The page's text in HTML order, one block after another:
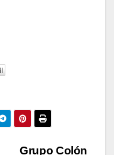
Grupo Colón